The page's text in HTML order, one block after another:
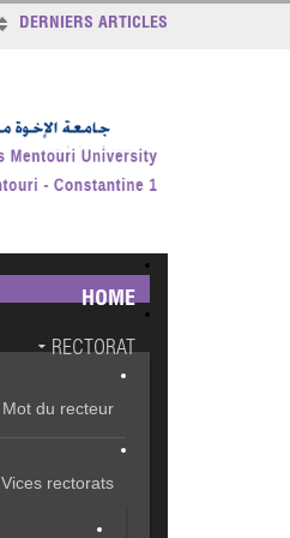
DERNIERS ARTICLES
HOME
RECTORAT
Mot du recteur
Vices rectorats